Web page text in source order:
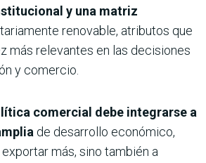
y una matriz
renovable, atributos que
más relevantes en las decisiones
y comercio.
comercial debe integrarse a
de desarrollo económico,
más, sino también a